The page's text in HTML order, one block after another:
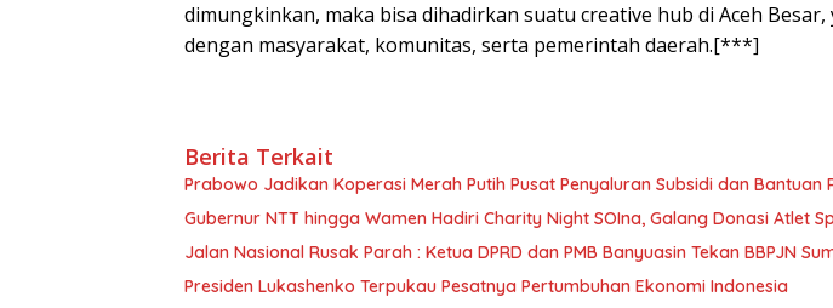
dimungkinkan, maka bisa dihadirkan suatu creative hub di Aceh Besar,
dengan masyarakat, komunitas, serta pemerintah daerah.[***]
Berita Terkait
Prabowo Jadikan Koperasi Merah Putih Pusat Penyaluran Subsidi dan Bantuan
Gubernur NTT hingga Wamen Hadiri Charity Night SOIna, Galang Donasi Atlet
Jalan Nasional Rusak Parah : Ketua DPRD dan PMB Banyuasin Tekan BBPJN
Presiden Lukashenko Terpukau Pesatnya Pertumbuhan Ekonomi Indonesia